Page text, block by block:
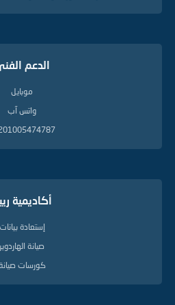
الدعم
موبايل
واتس آب
أكاديمية
إستعادة بيانات
صيانة الهاردوير
كورسات